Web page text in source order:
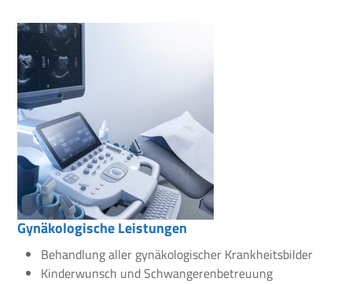
Gynäkologische Leistungen
Behandlung aller gynäkologischer Krankheitsbilder
Kinderwunsch und Schwangerenbetreuung